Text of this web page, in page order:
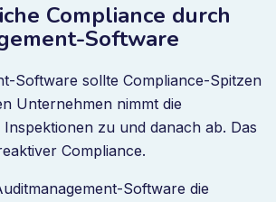
Compliance durch
Software
Software sollte Compliance-Spitzen
Unternehmen nimmt die
zu und danach ab. Das
Compliance.
Software die